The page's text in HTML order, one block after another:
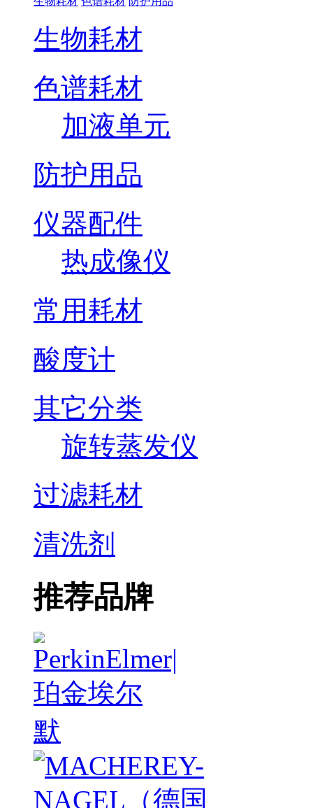
生物耗材
色谱耗材
加液单元
防护用品
仪器配件
热成像仪
常用耗材
酸度计
其它分类
旋转蒸发仪
过滤耗材
清洗剂
推荐品牌